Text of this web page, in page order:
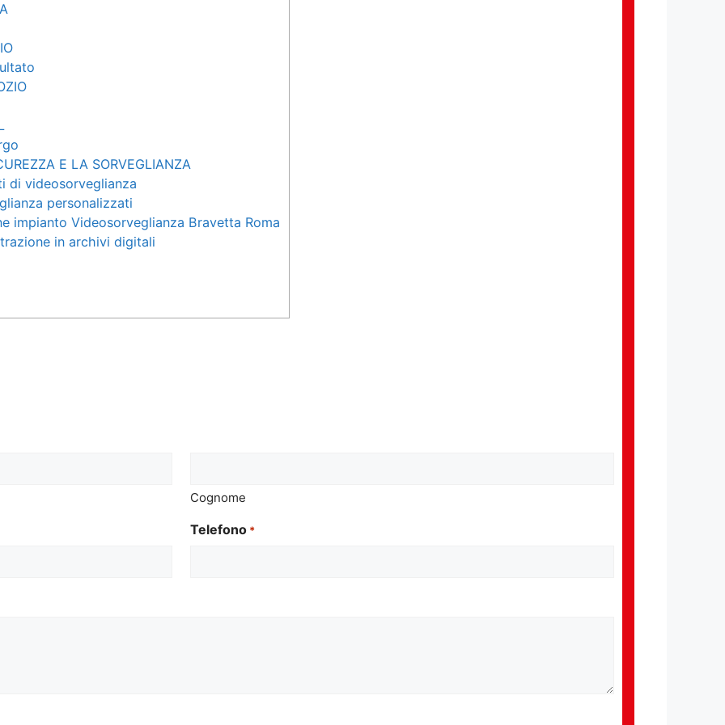
E LA SORVEGLIANZA
di videosorveglianza
personalizzati
impianto Videosorveglianza Bravetta Roma
in archivi digitali
Cognome
Telefono *